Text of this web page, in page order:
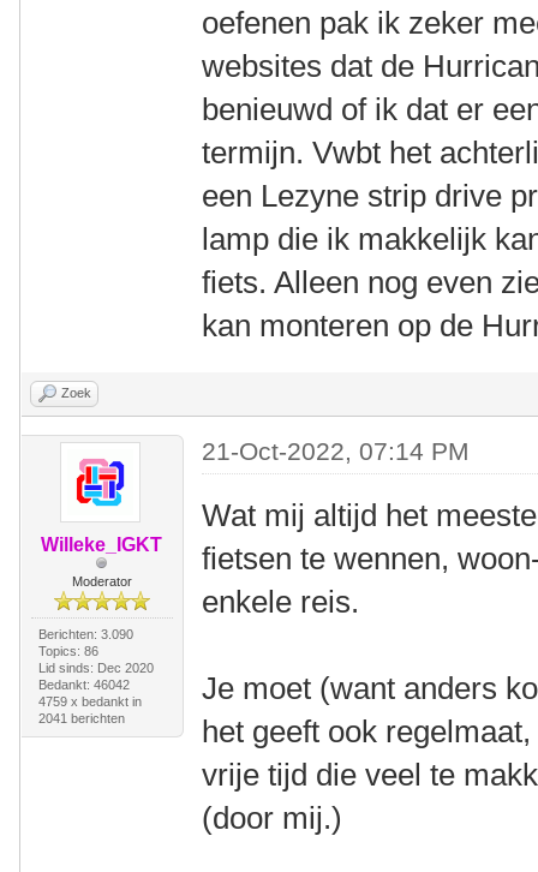
oefenen pak ik zeker
websites dat de
benieuwd of ik dat er
termijn. Vwbt het
een Lezyne strip drive
lamp die ik makkelijk
fiets. Alleen nog even
kan monteren op de
Zoek
Willeke_IGKT
Moderator
Berichten: 3.090
Topics: 86
Lid sinds: Dec 2020
Bedankt: 46042
4759 x bedankt in
2041 berichten
21-Oct-2022, 07:14 PM
Wat mij altijd het
fietsen te wennen,
enkele reis.
Je moet (want anders
het geeft ook
vrije tijd die veel te
(door mij.)